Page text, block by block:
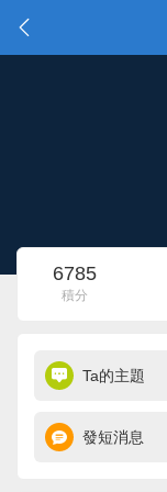
6785
積分
Ta的主題
發短消息